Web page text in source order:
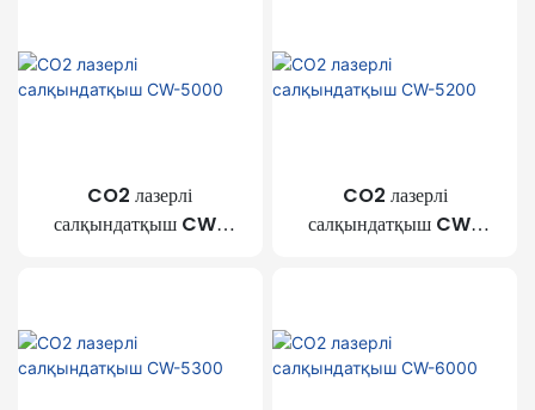
CO2 лазерлі
салқындатқыш CW-
CO2 лазерлі
салқындатқыш CW-